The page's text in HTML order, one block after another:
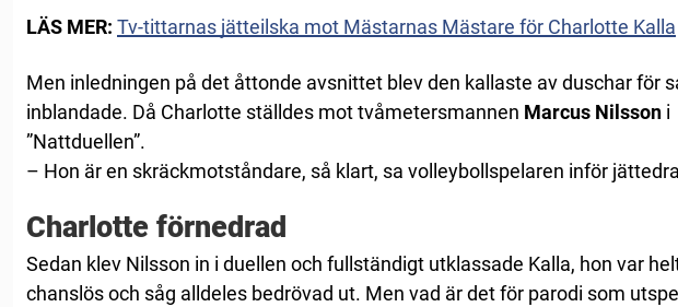
LÄS MER: Tv-tittarnas jätteilska mot Mästarnas Mästare för Charlotte Kalla
Men inledningen på det åttonde avsnittet blev den kallaste av duschar för
inblandade. Då Charlotte ställdes mot tvåmetersmannen Marcus Nilsson i
”Nattduellen”.
– Hon är en skräckmotståndare, så klart, sa volleybollspelaren inför
Charlotte förnedrad
Sedan klev Nilsson in i duellen och fullständigt utklassade Kalla, hon var
chanslös och såg alldeles bedrövad ut. Men vad är det för parodi som